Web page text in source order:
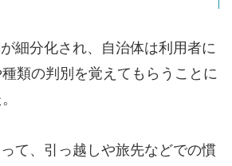
細分化され、自治体は利用者に
類の判別を覚えてもらうことに
て、引っ越しや旅先などでの慣